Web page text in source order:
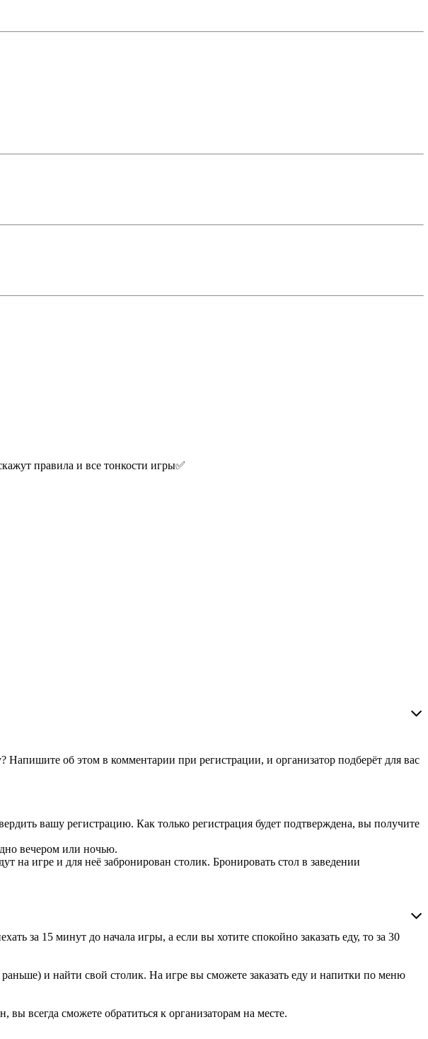
правила и все тонкости игры✅
Напишите об этом в комментарии при регистрации, и организатор подберёт для вас
вашу регистрацию. Как только регистрация будет подтверждена, вы получите
вечером или ночью.
на игре и для неё забронирован столик. Бронировать стол в заведении
за 15 минут до начала игры, а если вы хотите спокойно заказать еду, то за 30
и найти свой столик. На игре вы сможете заказать еду и напитки по меню
всегда сможете обратиться к организаторам на месте.